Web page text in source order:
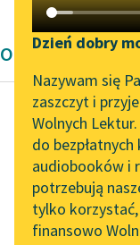
Katalog DAISY
Podkasty o
Aktualności
„Prokurator Alicja
do słuchania
Byliśmy częścią AI
Lab
Zapraszamy na
Dzień dobry
Nazywam się
zaszczyt i
Wolnych
do bezpłatnych
audiobooków i
potrzebują
tylko
finansowo
Opowiadanie